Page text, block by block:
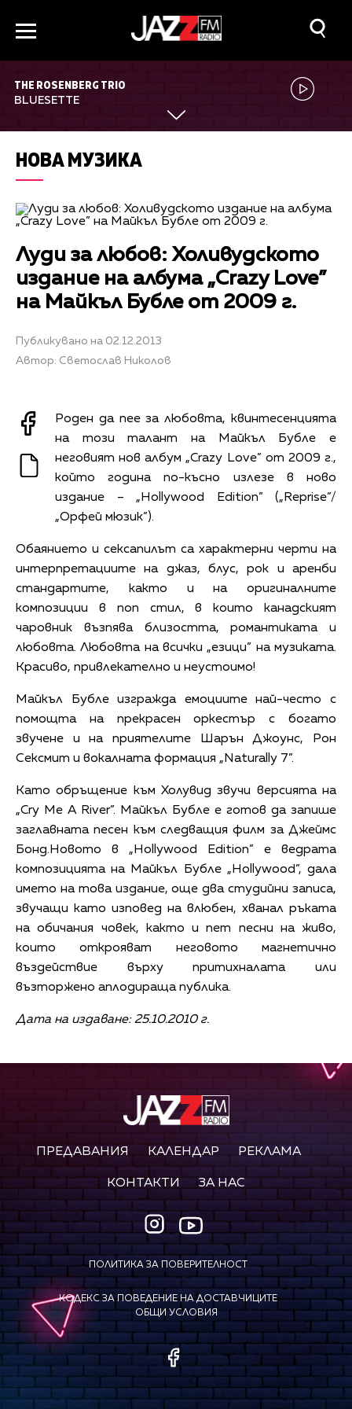
THE ROSENBERG TRIO
BLUESETTE
НОВА МУЗИКА
Луди за любов: Холивудското
издание на албума „Crazy Love”
на Майкъл Бубле от 2009 г.
Публикувано на 02.12.2013
Автор: Светослав Николов
Роден да пее за любовта, квинтесенцията
на този талант на Майкъл Бубле е
неговият нов албум „Crazy Love” от 2009 г.,
който година по-късно излезе в ново
издание – „Hollywood Edition” („Reprise”/
„Орфей мюзик”).
Обаянието и сексапилът са характерни черти на
интерпретациите на джаз, блус, рок и аренби
стандартите, както и на оригиналните
композиции в поп стил, в които канадският
чаровник възпява близостта, романтиката и
любовта. Любовта на всички „езици” на музиката.
Красиво, привлекателно и неустоимо!
Майкъл Бубле изгражда емоциите най-често с
помощта на прекрасен оркестър с богато
звучене и на приятелите Шарън Джоунс, Рон
Сексмит и вокалната формация „Naturally 7”.
Като обръщение към Холувид звучи версията на
„Cry Me A River”. Майкъл Бубле е готов да запише
заглавната песен към следващия филм за Джеймс
Бонд.Новото в „Hollywood Edition” е ведрата
композицията на Майкъл Бубле „Hollywood”, дала
името на това издание, още два студийни записа,
звучащи като изповед на влюбен, хванал ръката
на обичания човек, както и пет песни на живо,
които открояват неговото магнетично
въздействие върху притихналата или
възторжено аплодираща публика.
Дата на издаване: 25.10.2010 г.
ПРЕДАВАНИЯ КАЛЕНДАР РЕКЛАМА
КОНТАКТИ ЗА НАС
ПОЛИТИКА ЗА ПОВЕРИТЕЛНОСТ
КОДЕКС ЗА ПОВЕДЕНИЕ НА ДОСТАВЧИЦИТЕ
ОБЩИ УСЛОВИЯ